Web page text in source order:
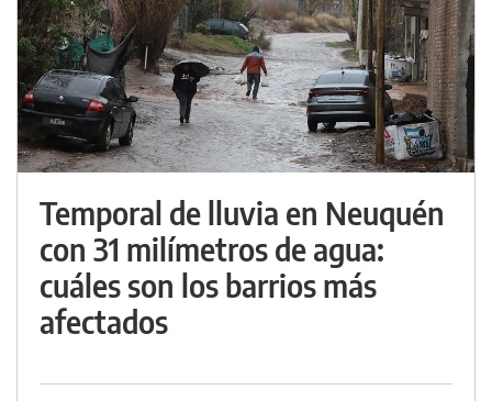
Temporal de lluvia en Neuquén
con 31 milímetros de agua:
cuáles son los barrios más
afectados